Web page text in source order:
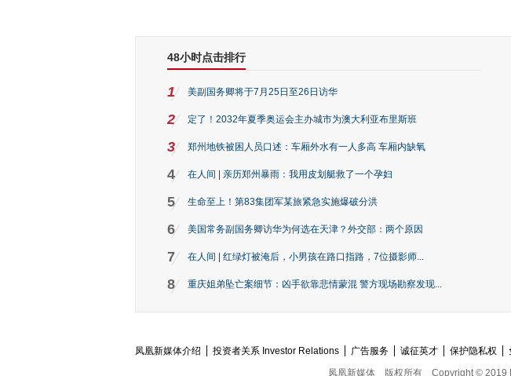
48小时点击排行
1 美副国务卿将于7月25日至26日访华
2 定了！2032年夏季奥运会主办城市为澳大利亚布里斯班
3 郑州地铁被困人员口述：车厢外水有一人多高 车厢内缺氧
4 在人间 | 亲历郑州暴雨：我用皮划艇救了一个孕妇
5 生命至上！第83集团军某旅紧急实施爆破分洪
6 美国常务副国务卿访华为何选在天津？外交部：两个原因
7 在人间 | 红绿灯被淹后，小男孩在路口指路，7位摄影师...
8 重庆姐弟坠亡案细节：凶手欲靠悲情蒙混 警方现场勘察发现...
凤凰新媒体介绍 投资者关系 Investor Relations 广告服务 诚征英才 保护隐私权
凤凰新媒体
版权所有 Copyright © 2019